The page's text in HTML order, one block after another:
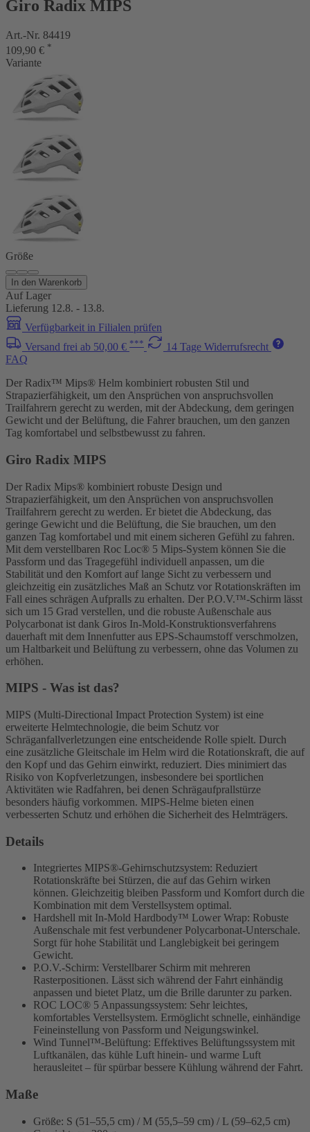
Giro Radix MIPS
Art.-Nr. 84419
109,90 € *
Variante
Größe
In den Warenkorb
Auf Lager
Lieferung 12.8. - 13.8.
Verfügbarkeit in Filialen prüfen
Versand frei ab 50,00 € ***
14 Tage Widerrufsrecht
FAQ
Der Radix™ Mips® Helm kombiniert robusten Stil und
Strapazierfähigkeit, um den Ansprüchen von anspruchsvollen
Trailfahrern gerecht zu werden, mit der Abdeckung, dem geringen
Gewicht und der Belüftung, die Fahrer brauchen, um den ganzen
Tag komfortabel und selbstbewusst zu fahren.
Giro Radix MIPS
Der Radix Mips® kombiniert robuste Design und
Strapazierfähigkeit, um den Ansprüchen von anspruchsvollen
Trailfahrern gerecht zu werden. Er bietet die Abdeckung, das
geringe Gewicht und die Belüftung, die Sie brauchen, um den
ganzen Tag komfortabel und mit einem sicheren Gefühl zu fahren.
Mit dem verstellbaren Roc Loc® 5 Mips-System können Sie die
Passform und das Tragegefühl individuell anpassen, um die
Stabilität und den Komfort auf lange Sicht zu verbessern und
gleichzeitig ein zusätzliches Maß an Schutz vor Rotationskräften im
Fall eines schrägen Aufpralls zu erhalten. Der P.O.V.™-Schirm lässt
sich um 15 Grad verstellen, und die robuste Außenschale aus
Polycarbonat ist dank Giros In-Mold-Konstruktionsverfahrens
dauerhaft mit dem Innenfutter aus EPS-Schaumstoff verschmolzen,
um Haltbarkeit und Belüftung zu verbessern, ohne das Volumen zu
erhöhen.
MIPS - Was ist das?
MIPS (Multi-Directional Impact Protection System) ist eine
erweiterte Helmtechnologie, die beim Schutz vor
Schräganfallverletzungen eine entscheidende Rolle spielt. Durch
eine zusätzliche Gleitschale im Helm wird die Rotationskraft, die auf
den Kopf und das Gehirn einwirkt, reduziert. Dies minimiert das
Risiko von Kopfverletzungen, insbesondere bei sportlichen
Aktivitäten wie Radfahren, bei denen Schrägaufprallstürze
besonders häufig vorkommen. MIPS-Helme bieten einen
verbesserten Schutz und erhöhen die Sicherheit des Helmträgers.
Details
Integriertes MIPS®-Gehirnschutzsystem: Reduziert
Rotationskräfte bei Stürzen, die auf das Gehirn wirken
können. Gleichzeitig bleiben Passform und Komfort durch die
Kombination mit dem Verstellsystem optimal.
Hardshell mit In-Mold Hardbody™ Lower Wrap: Robuste
Außenschale mit fest verbundener Polycarbonat-Unterschale.
Sorgt für hohe Stabilität und Langlebigkeit bei geringem
Gewicht.
P.O.V.-Schirm: Verstellbarer Schirm mit mehreren
Rasterpositionen. Lässt sich während der Fahrt einhändig
anpassen und bietet Platz, um die Brille darunter zu parken.
ROC LOC® 5 Anpassungssystem: Sehr leichtes,
komfortables Verstellsystem. Ermöglicht schnelle, einhändige
Feineinstellung von Passform und Neigungswinkel.
Wind Tunnel™-Belüftung: Effektives Belüftungssystem mit
Luftkanälen, das kühle Luft hinein- und warme Luft
herausleitet – für spürbar bessere Kühlung während der Fahrt.
Maße
Größe: S (51–55,5 cm) / M (55,5–59 cm) / L (59–62,5 cm)